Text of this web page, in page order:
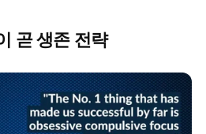
곧 생존 전략